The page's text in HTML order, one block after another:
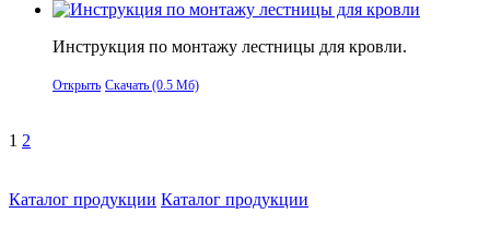
Инструкция по монтажу лестницы для кровли.
Открыть Скачать (0.5 Мб)
1 2
Каталог продукции Каталог продукции